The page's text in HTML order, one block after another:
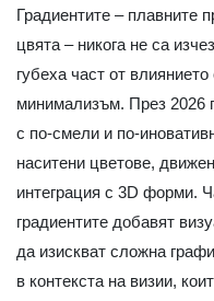
Градиентите – плавните
цвята – никога не са
губеха част от
минимализъм. През 2026
с по-смели и по-
наситени цветове,
интеграция с 3D форми.
градиентите добавят
да изискват сложна
в контекста на визии,